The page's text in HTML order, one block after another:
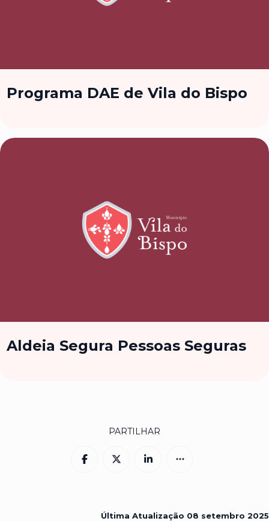
Programa DAE de Vila do Bispo
Aldeia Segura Pessoas Seguras
PARTILHAR
Última Atualização 08 setembro 2025